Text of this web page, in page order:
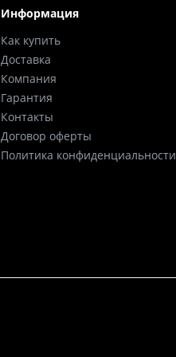
Информация
Как купить
Доставка
Компания
Гарантия
Контакты
Договор оферты
Политика конфиденциальности